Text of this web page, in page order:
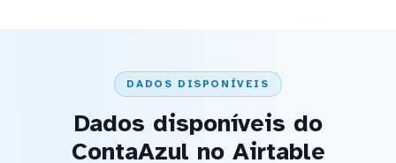
DADOS DISPONÍVEIS
Dados disponíveis do
ContaAzul no Airtable